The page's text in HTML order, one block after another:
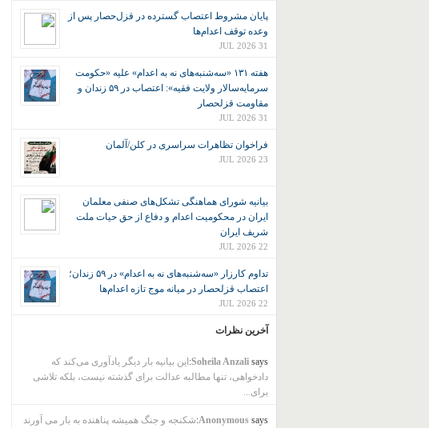
پایان مشروط اعتصاب گسترده در قزل‌حصار پس از
وعده توقف اعدام‌ها
31 JUL 2026
هفته ۱۳۱ «سه‌شنبه‌های نه به اعدام» علیه «حکومت
سرمایه‌سالار ولایت فقیه»: اعتصاب در ۵۹ زندان و
مقاومت قزلحصار
31 JUL 2026
فراخوان تظاهرات سراسری در کلن/آلمان
23 JUL 2026
بیانیه شورای هماهنگی تشکل‌های صنفی معلمان
ایران در محکومیت اعدام و دفاع از حق حیات ملت
شریف ایران
22 JUL 2026
تداوم کارزار «سه‌شنبه‌های نه به اعدام» در ۵۹ زندان؛
اعتصاب قزلحصار در میانه موج تازه اعدام‌ها
22 JUL 2026
آخرین نظرات
Soheila Anzalisays:
این بیانیه بار دیگر یادآوری می‌کند که
دادخواهی، تنها مطالبه عدالت برای گذشته نیست، بلکه تلاشی
برای...
Anonymoussays:
شکنجه و جنگ همیشه پناهنده به بار می آورند